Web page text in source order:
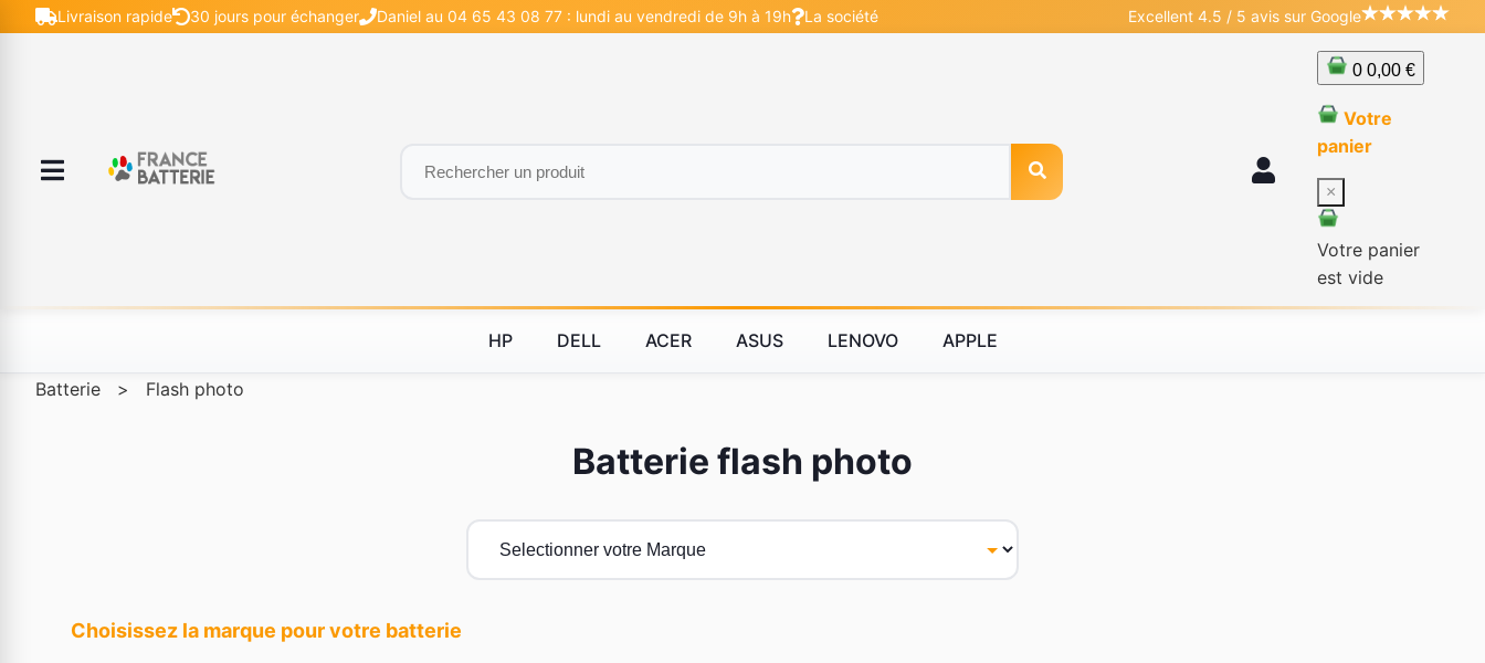
Livraison rapide 30 jours pour échanger Daniel au 04 65 43 08 77 : lundi au vendredi de 9h à 19h La société Excellent 4.5 / 5 avis sur Google
0 0,00 €
Votre
panier
×
Votre panier
est vide
HP DELL ACER ASUS LENOVO APPLE
Batterie > Flash photo
Batterie flash photo
Choisissez la marque pour votre batterie